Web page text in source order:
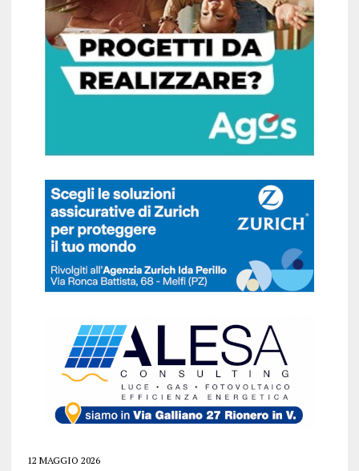
12 MAGGIO 2026